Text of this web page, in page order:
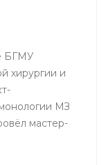
БГМУ
хирургии и
МЗ
мастер-
новыми